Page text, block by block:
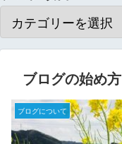
ブログの始め方
ブログについて